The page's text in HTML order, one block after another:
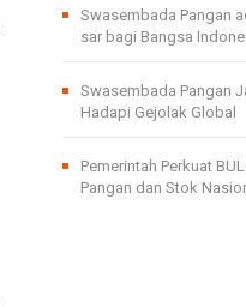
Swasembada Pangan
sar bagi Bangsa
Swasembada Pangan
Hadapi Gejolak Global
Pemerintah Perkuat
Pangan dan Stok